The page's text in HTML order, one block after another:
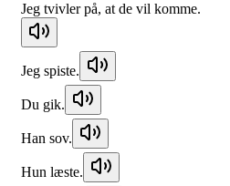
Jeg tvivler på, at de vil komme.
Jeg spiste.
Du gik.
Han sov.
Hun læste.